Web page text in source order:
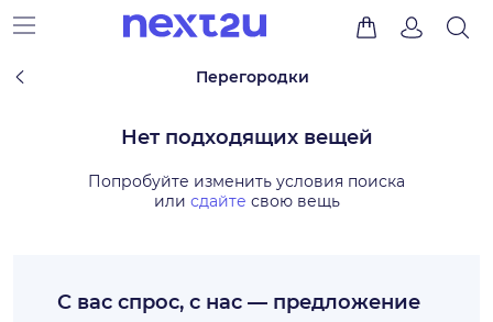
Перегородки
Нет подходящих вещей
Попробуйте изменить условия поиска
или сдайте свою вещь
С вас спрос, с нас — предложение